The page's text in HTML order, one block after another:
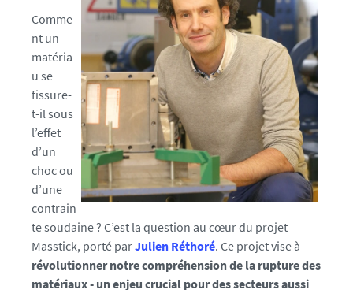
r
/
m
e
d
i
a
s
/
p
h
o
t
o
/
Comme
nt un
matéria
u se
fissure-
t-il sous
l’effet
d’un
choc ou
d’une
contrain
te soudaine ? C’est la question au cœur du projet
Masstick, porté parJulien Réthoré. Ce projet vise à
révolutionner notre compréhension de la rupture des
matériaux - un enjeu crucial pour des secteurs aussi